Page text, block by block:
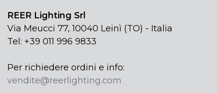
REER Lighting Srl
Via Meucci 77, 10040 Leinì (TO) - Italia
Tel: +39 011 996 9833
Per richiedere ordini e info:
vendite@reerlighting.com